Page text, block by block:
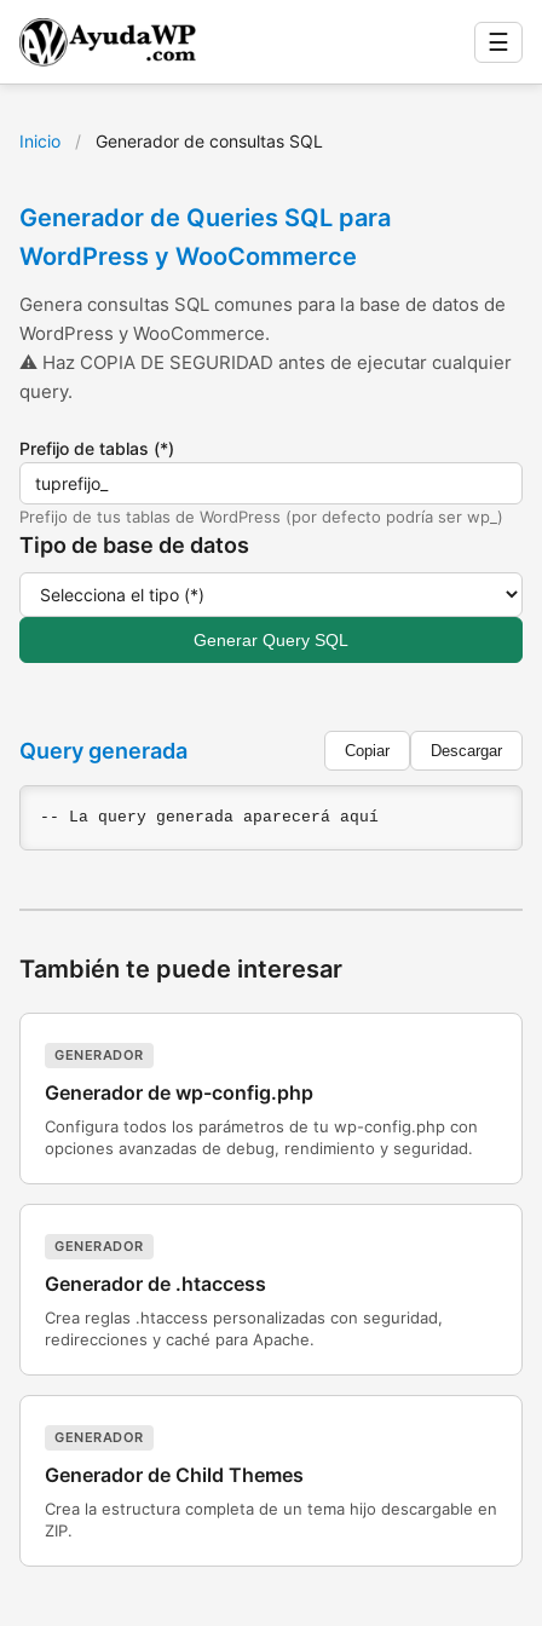
☰
Inicio / Generador de consultas SQL
Generador de Queries SQL para
WordPress y WooCommerce
Genera consultas SQL comunes para la base de datos de
WordPress y WooCommerce.
⚠ Haz COPIA DE SEGURIDAD antes de ejecutar cualquier
query.
Prefijo de tablas (*)
Prefijo de tus tablas de WordPress (por defecto podría ser wp_)
Tipo de base de datos
Generar Query SQL
Query generada Copiar Descargar
-- La query generada aparecerá aquí
También te puede interesar
GENERADOR
Generador de wp-config.php
Configura todos los parámetros de tu wp-config.php con
opciones avanzadas de debug, rendimiento y seguridad.
GENERADOR
Generador de .htaccess
Crea reglas .htaccess personalizadas con seguridad,
redirecciones y caché para Apache.
GENERADOR
Generador de Child Themes
Crea la estructura completa de un tema hijo descargable en
ZIP.